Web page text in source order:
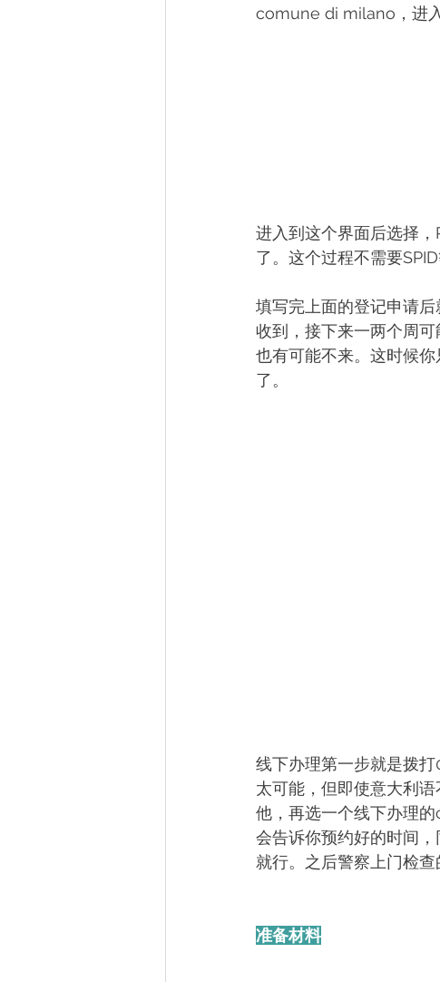
comune di milano，进
进入到这个界面后选择
了。这个过程不需要
填写完上面的登记申请
收到，接下来一两个周
也有可能不来。这时候
了。
线下办理第一步就是拨
太可能，但即使意大利
他，再选一个线下办理
会告诉你预约好的时间
就行。之后警察上门检查
准备材料